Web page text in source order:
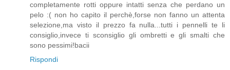
completamente rotti oppure intatti senza che perdano un
pelo :( non ho capito il perchè,forse non fanno un attenta
selezione,ma visto il prezzo fa nulla...tutti i pennelli te li
consiglio,invece ti sconsiglio gli ombretti e gli smalti che
sono pessimi!bacii
Rispondi